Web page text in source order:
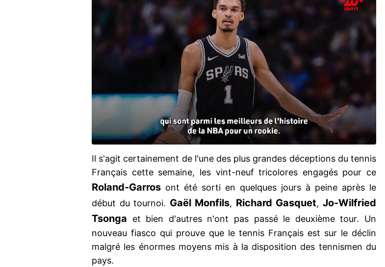
Il s'agit certainement de l'une des plus grandes déceptions du tennis
Français cette semaine, les vint-neuf tricolores engagés pour ce
Roland-Garros ont été sorti en quelques jours à peine après le
début du tournoi. Gaël Monfils, Richard Gasquet,Jo-Wilfried
Tsonga et bien d'autres n'ont pas passé le deuxième tour. Un
nouveau fiasco qui prouve que le tennis Français est sur le déclin
malgré les énormes moyens mis à la disposition des tennismen du
pays.